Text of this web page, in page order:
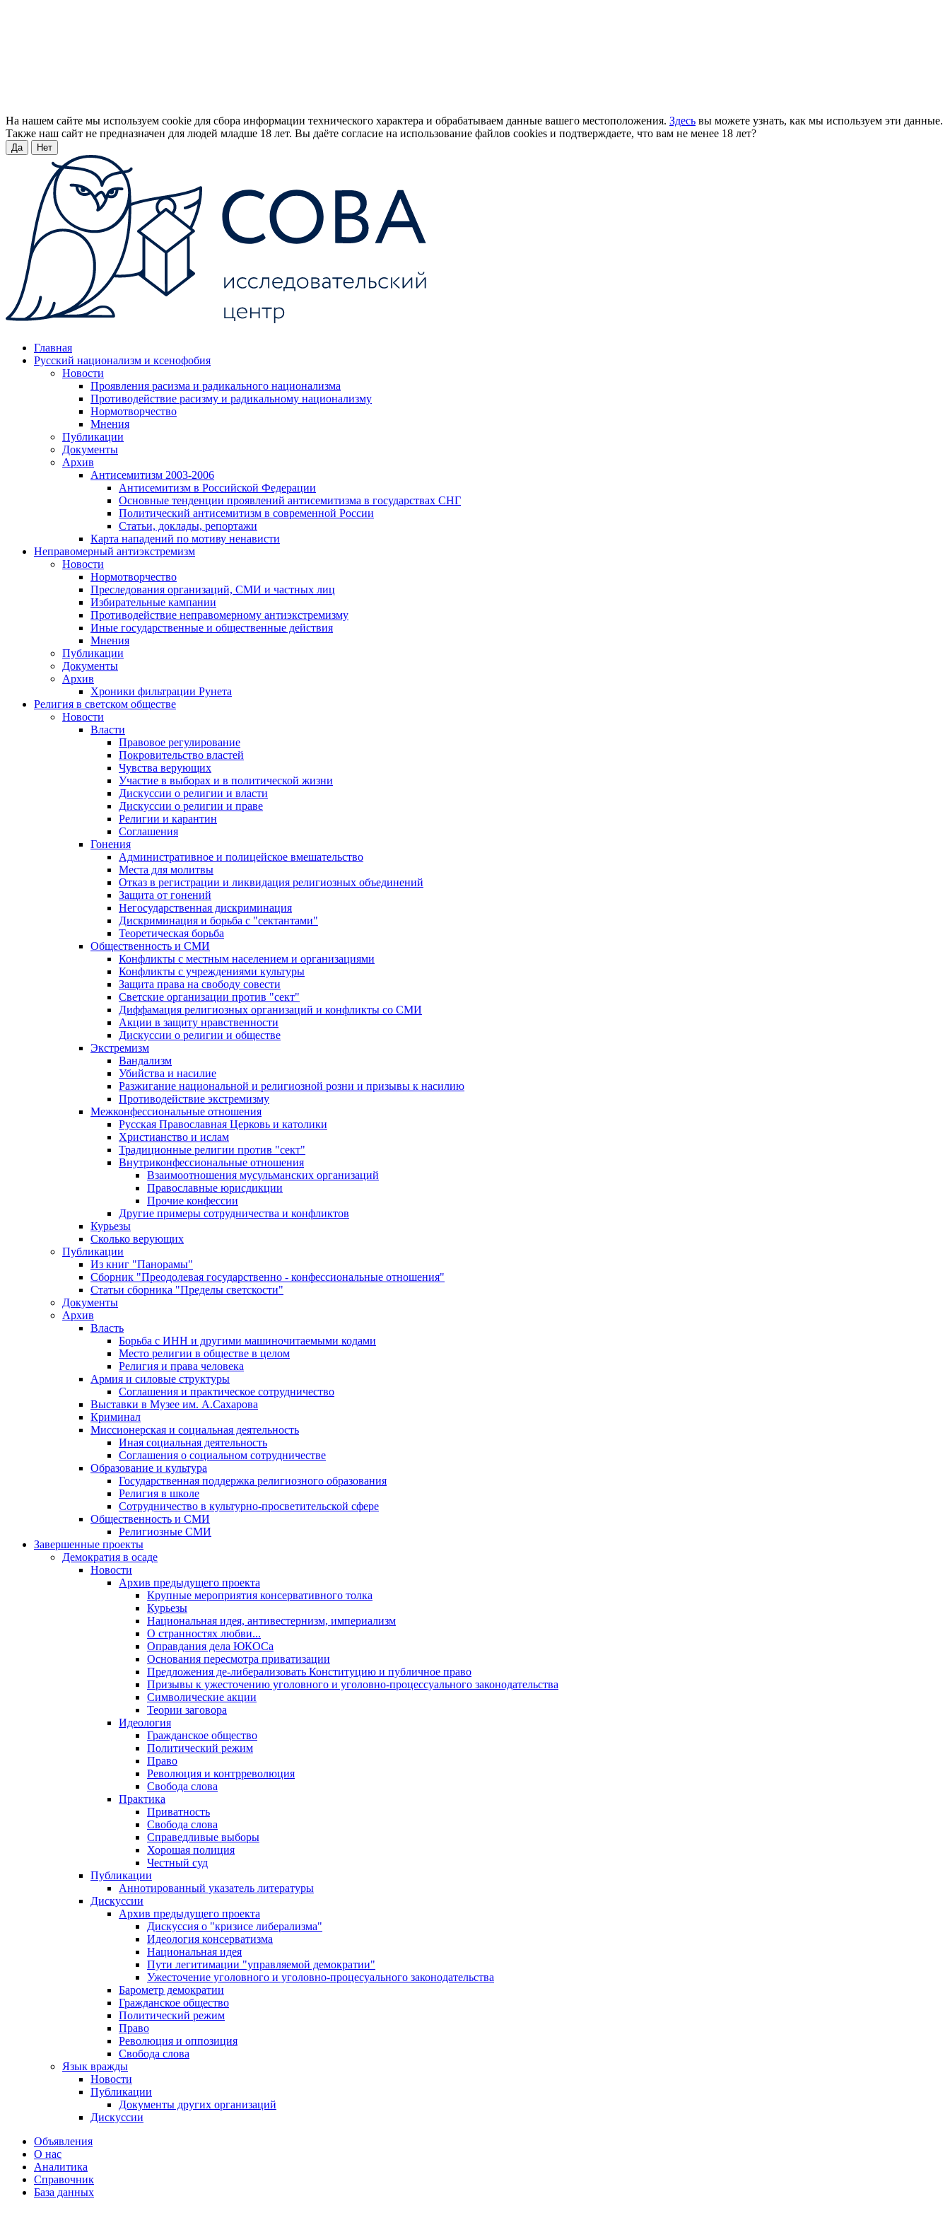
На нашем сайте мы используем cookie для сбора информации технического характера и обрабатываем данные вашего местоположения. Здесь вы можете узнать, как мы используем эти данные.
Также наш сайт не предназначен для людей младше 18 лет. Вы даёте согласие на использование файлов cookies и подтверждаете, что вам не менее 18 лет?
Да Нет
Главная
Русский национализм и ксенофобия
Новости
Проявления расизма и радикального национализма
Противодействие расизму и радикальному национализму
Нормотворчество
Мнения
Публикации
Документы
Архив
Антисемитизм 2003-2006
Антисемитизм в Российской Федерации
Основные тенденции проявлений антисемитизма в государствах СНГ
Политический антисемитизм в современной России
Статьи, доклады, репортажи
Карта нападений по мотиву ненависти
Неправомерный антиэкстремизм
Новости
Нормотворчество
Преследования организаций, СМИ и частных лиц
Избирательные кампании
Противодействие неправомерному антиэкстремизму
Иные государственные и общественные действия
Мнения
Публикации
Документы
Архив
Хроники фильтрации Рунета
Религия в светском обществе
Новости
Власти
Правовое регулирование
Покровительство властей
Чувства верующих
Участие в выборах и в политической жизни
Дискуссии о религии и власти
Дискуссии о религии и праве
Религии и карантин
Соглашения
Гонения
Административное и полицейское вмешательство
Места для молитвы
Отказ в регистрации и ликвидация религиозных объединений
Защита от гонений
Негосударственная дискриминация
Дискриминация и борьба с "сектантами"
Теоретическая борьба
Общественность и СМИ
Конфликты с местным населением и организациями
Конфликты с учреждениями культуры
Защита права на свободу совести
Светские организации против "сект"
Диффамация религиозных организаций и конфликты со СМИ
Акции в защиту нравственности
Дискуссии о религии и обществе
Экстремизм
Вандализм
Убийства и насилие
Разжигание национальной и религиозной розни и призывы к насилию
Противодействие экстремизму
Межконфессиональные отношения
Русская Православная Церковь и католики
Христианство и ислам
Традиционные религии против "сект"
Внутриконфессиональные отношения
Взаимоотношения мусульманских организаций
Православные юрисдикции
Прочие конфессии
Другие примеры сотрудничества и конфликтов
Курьезы
Сколько верующих
Публикации
Из книг "Панорамы"
Сборник "Преодолевая государственно - конфессиональные отношения"
Статьи сборника "Пределы светскости"
Документы
Архив
Власть
Борьба с ИНН и другими машиночитаемыми кодами
Место религии в обществе в целом
Религия и права человека
Армия и силовые структуры
Соглашения и практическое сотрудничество
Выставки в Музее им. А.Сахарова
Криминал
Миссионерская и социальная деятельность
Иная социальная деятельность
Соглашения о социальном сотрудничестве
Образование и культура
Государственная поддержка религиозного образования
Религия в школе
Сотрудничество в культурно-просветительской сфере
Общественность и СМИ
Религиозные СМИ
Завершенные проекты
Демократия в осаде
Новости
Архив предыдущего проекта
Крупные мероприятия консервативного толка
Курьезы
Национальная идея, антивестернизм, империализм
О странностях любви...
Оправдания дела ЮКОСа
Основания пересмотра приватизации
Предложения де-либерализовать Конституцию и публичное право
Призывы к ужесточению уголовного и уголовно-процессуального законодательства
Символические акции
Теории заговора
Идеология
Гражданское общество
Политический режим
Право
Революция и контрреволюция
Свобода слова
Практика
Приватность
Свобода слова
Справедливые выборы
Хорошая полиция
Честный суд
Публикации
Аннотированный указатель литературы
Дискуссии
Архив предыдущего проекта
Дискуссия о "кризисе либерализма"
Идеология консерватизма
Национальная идея
Пути легитимации "управляемой демократии"
Ужесточение уголовного и уголовно-процесуального законодательства
Барометр демократии
Гражданское общество
Политический режим
Право
Революция и оппозиция
Свобода слова
Язык вражды
Новости
Публикации
Документы других организаций
Дискуссии
Объявления
О нас
Аналитика
Справочник
База данных